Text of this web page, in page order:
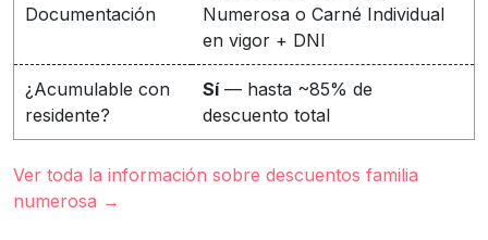
Documentación
Numerosa o Carné Individual
en vigor + DNI
¿Acumulable con
residente?
Sí— hasta ~85% de
descuento total
Ver toda la información sobre descuentos familia
numerosa →